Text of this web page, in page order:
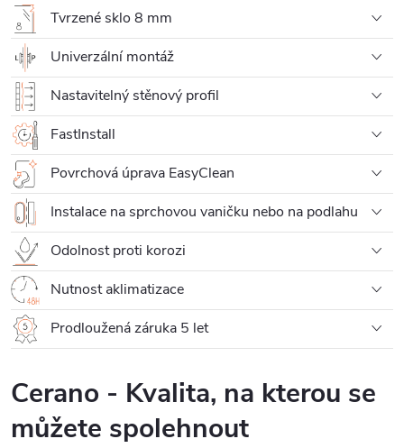
Tvrzené sklo 8 mm
Univerzální montáž
Nastavitelný stěnový profil
FastInstall
Povrchová úprava EasyClean
Instalace na sprchovou vaničku nebo na podlahu
Odolnost proti korozi
Nutnost aklimatizace
Prodloužená záruka 5 let
Cerano - Kvalita, na kterou se
můžete spolehnout